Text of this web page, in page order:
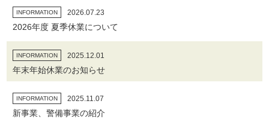
INFORMATION 2026.07.23
2026年度 夏季休業について
INFORMATION 2025.12.01
年末年始休業のお知らせ
INFORMATION 2025.11.07
新事業、警備事業の紹介